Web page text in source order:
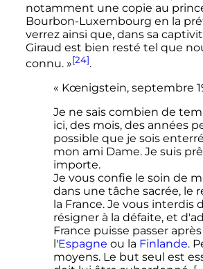
notamment une copie au
Bourbon-Luxembourg en la
verrez ainsi que, dans sa
Giraud est bien resté tel que
connu. »[24].
« Kœnigstein, septembre
Je ne sais combien de
ici, des mois, des années
possible que je sois
mon ami Dame. Je suis
importe.
Je vous confie le soin de
dans une tâche sacrée, le
la France. Je vous interdis
résigner à la défaite, et
France puisse passer
l'Espagne ou la Finlande.
moyens. Le but seul est